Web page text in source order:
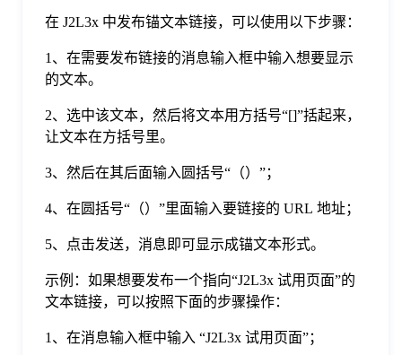
价
格
常
见
在 J2L3x 中发布锚文本链接，可以使用以下步骤：
1、在需要发布链接的消息输入框中输入想要显示
的文本。
2、选中该文本，然后将文本用方括号“[]”括起来，
让文本在方括号里。
3、然后在其后面输入圆括号“（）”；
4、在圆括号“（）”里面输入要链接的 URL 地址；
5、点击发送，消息即可显示成锚文本形式。
示例：如果想要发布一个指向“J2L3x 试用页面”的
文本链接，可以按照下面的步骤操作：
1、在消息输入框中输入 “J2L3x 试用页面”；